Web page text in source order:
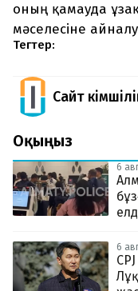
оның қамауда
мәселесіне
Тегтер:
Сайт
Оқыңыз
6
6